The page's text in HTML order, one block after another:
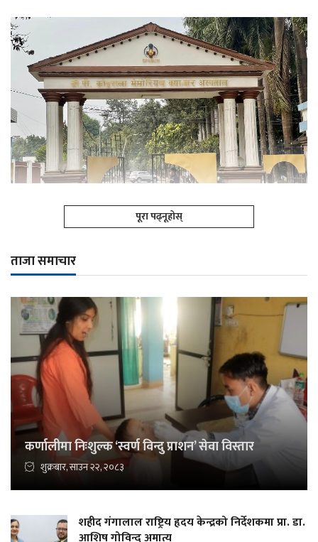
पूरा पढ्नूहोस्
ताजा समाचार
कर्णालीमा निःशुल्क ‘स्वर्ण विन्दु प्राशन’ सेवा विस्तार
शुक्रबार, साउन २२, २०८३
शहीद गंगालाल राष्ट्रिय हृदय केन्द्रको निर्देशकमा प्रा. डा.